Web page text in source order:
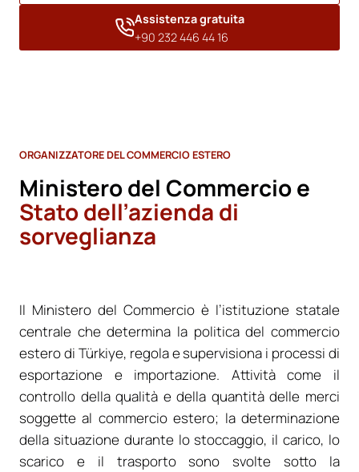
Assistenza gratuita
+90 232 446 44 16
ORGANIZZATORE DEL COMMERCIO ESTERO
Ministero del Commercio e
Stato dell’azienda di
sorveglianza
Il Ministero del Commercio è l’istituzione statale
centrale che determina la politica del commercio
estero di Türkiye, regola e supervisiona i processi di
esportazione e importazione. Attività come il
controllo della qualità e della quantità delle merci
soggette al commercio estero; la determinazione
della situazione durante lo stoccaggio, il carico, lo
scarico e il trasporto sono svolte sotto la